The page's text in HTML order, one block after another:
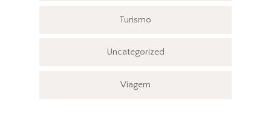
Turismo
Uncategorized
Viagem